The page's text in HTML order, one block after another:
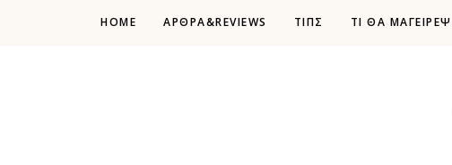
HOME ΑΡΘΡΑ&REVIEWS ΤΙΠΣ ΤΙ ΘΑ